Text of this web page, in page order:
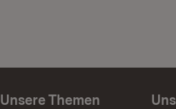
Unsere Themen